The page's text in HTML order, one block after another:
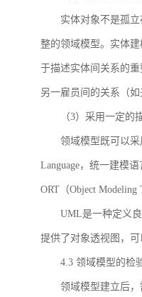
实体对象不是孤
整的领域模型。实体
于描述实体间关系的
另一雇员间的关系（
（3）采用一定
领域模型既可以
Language，统一建模
ORT（Object
UML是一种定义
提供了对象透视图，
4.3 领域模型的检
领域模型建立后